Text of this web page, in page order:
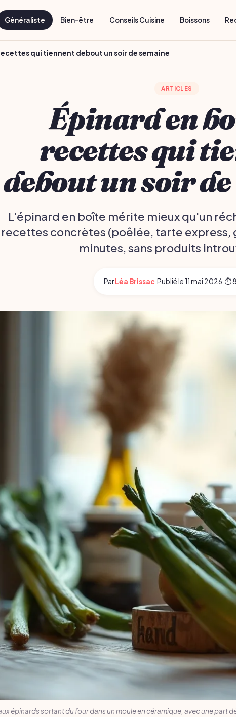
Généraliste Bien-être Conseils Cuisine Boissons
qui tiennent debout un soir de semaine
ARTICLES
Épinard en
recettes qui
debout un soir
L'épinard en boîte mérite mieux qu'un
recettes concrètes (poêlée, tarte express,
minutes, sans produits
ParLéa Brissac·Publié le 11 mai 2026·⏱
épinards sortant du four dans un moule en céramique, avec une part